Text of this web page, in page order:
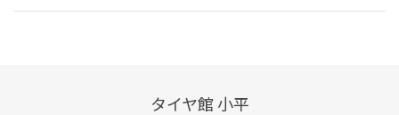
タイヤ館 小平